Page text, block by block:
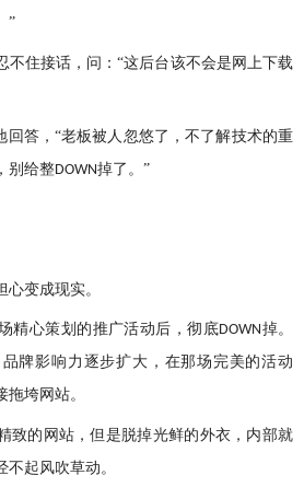
”
不住接话，问：“这后台该不会是网上下载
回答，“老板被人忽悠了，不了解技术的重
别给整DOWN掉了。”
变成现实。
精心策划的推广活动后，彻底DOWN掉。
牌影响力逐步扩大，在那场完美的活动
垮网站。
致的网站，但是脱掉光鲜的外衣，内部就
起风吹草动。